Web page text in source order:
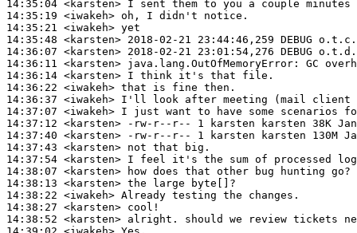
14:35:04 <karsten>
14:35:19 <iwakeh>
14:35:21 <iwakeh>
14:35:48 <karsten>
14:36:07 <karsten>
14:36:11 <karsten> java.lang.OutOfMemoryError:
14:36:14 <karsten>
14:36:22 <iwakeh>
14:36:37 <iwakeh>
14:37:07 <iwakeh>
14:37:12 <karsten>
14:37:40 <karsten>
14:37:43 <karsten>
14:37:54 <karsten>
14:38:07 <karsten>
14:38:13 <karsten>
14:38:22 <iwakeh>
14:38:27 <karsten>
14:38:52 <karsten>